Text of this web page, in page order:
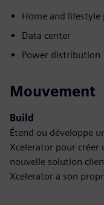
Home and lifestyle
Data center
Power distribution
Mouvement
Build
Étend ou développe
Xcelerator pour créer
nouvelle solution
Xcelerator à son